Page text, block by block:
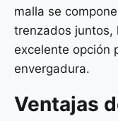
malla se
trenzados juntos,
excelente opción
envergadura.
Ventajas